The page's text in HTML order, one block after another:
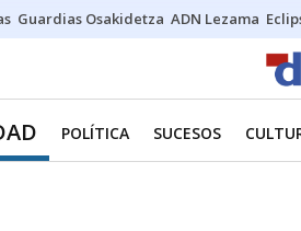
Guardias Osakidetza ADN Lezama
POLÍTICA SUCESOS